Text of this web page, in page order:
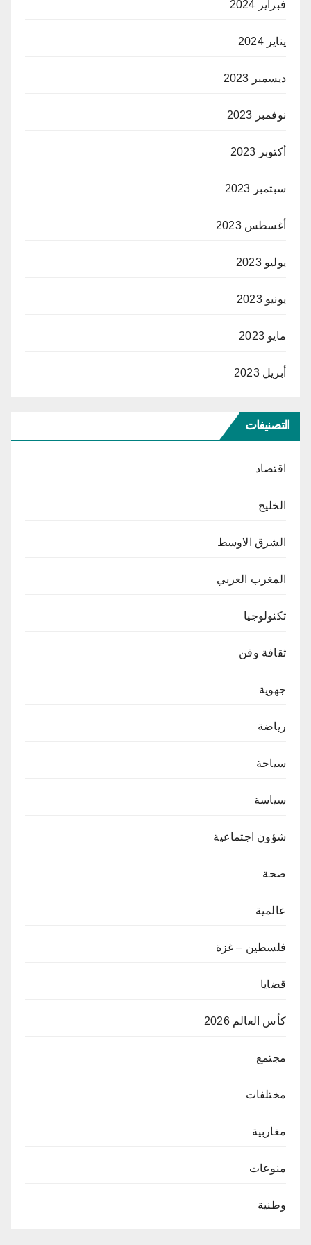
فبراير 2024
يناير 2024
ديسمبر 2023
نوفمبر 2023
أكتوبر 2023
سبتمبر 2023
أغسطس 2023
يوليو 2023
يونيو 2023
مايو 2023
أبريل 2023
التصنيفات
اقتصاد
الخليج
الشرق الاوسط
المغرب العربي
تكنولوجيا
ثقافة وفن
جهوية
رياضة
سياحة
سياسة
شؤون اجتماعية
صحة
عالمية
فلسطين – غزة
قضايا
كأس العالم 2026
مجتمع
مختلفات
مغاربية
منوعات
وطنية